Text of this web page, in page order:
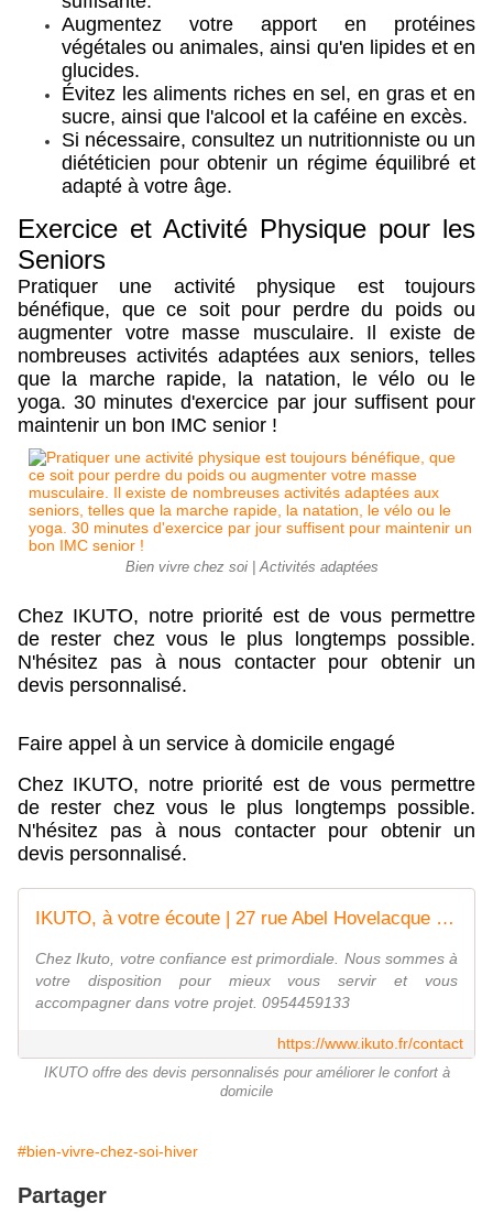
Augmentez votre apport en protéines
végétales ou animales, ainsi qu'en lipides et en
glucides.
Évitez les aliments riches en sel, en gras et en
sucre, ainsi que l'alcool et la caféine en excès.
Si nécessaire, consultez un nutritionniste ou un
diététicien pour obtenir un régime équilibré et
adapté à votre âge.
Exercice et Activité Physique pour les
Seniors
Pratiquer une activité physique est toujours
bénéfique, que ce soit pour perdre du poids ou
augmenter votre masse musculaire. Il existe de
nombreuses activités adaptées aux seniors, telles
que la marche rapide, la natation, le vélo ou le
yoga. 30 minutes d'exercice par jour suffisent pour
maintenir un bon IMC senior !
Bien vivre chez soi | Activités adaptées
Chez IKUTO, notre priorité est de vous permettre
de rester chez vous le plus longtemps possible.
N'hésitez pas à nous contacter pour obtenir un
devis personnalisé.
Faire appel à un service à domicile engagé
Chez IKUTO, notre priorité est de vous permettre
de rester chez vous le plus longtemps possible.
N'hésitez pas à nous contacter pour obtenir un
devis personnalisé.
IKUTO, à votre écoute | 27 rue Abel Hovelacque Paris, France
Chez Ikuto, votre confiance est primordiale. Nous sommes à
votre disposition pour mieux vous servir et vous
accompagner dans votre projet. 0954459133
https://www.ikuto.fr/contact
IKUTO offre des devis personnalisés pour améliorer le confort à
domicile
#bien-vivre-chez-soi-hiver
Partager